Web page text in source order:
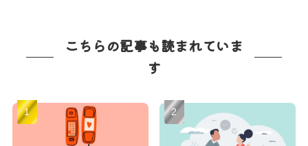
こちらの記事も読まれていま
す